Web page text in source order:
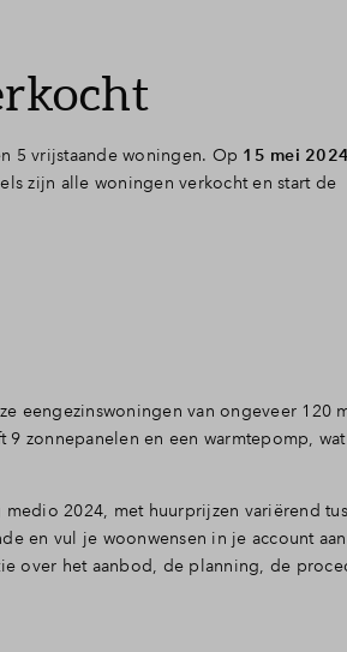
5 vrijstaande woningen. Op 15 mei 2024
zijn alle woningen verkocht en start de
eengezinswoningen van ongeveer 120
zonnepanelen en een warmtepomp, wat
2024, met huurprijzen variërend
en vul je woonwensen in je account
over het aanbod, de planning, de